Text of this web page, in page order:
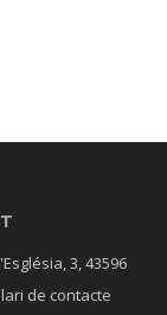
3, 43596
de contacte